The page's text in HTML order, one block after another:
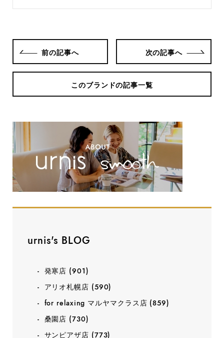
前の記事へ 次の記事へ
このブランドの記事一覧
urnis's BLOG
発寒店 (901)
アリオ札幌店 (590)
for relaxing マルヤマクラス店 (859)
桑園店 (730)
サンピアザ店 (773)